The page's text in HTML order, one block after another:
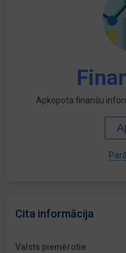
Apkopota finanšu
Cita informācija
Valsts piemērotie